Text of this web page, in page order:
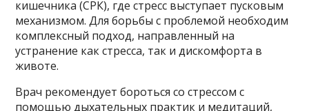
кишечника (СРК), где стресс выступает пусковым
механизмом. Для борьбы с проблемой необходим
комплексный подход, направленный на
устранение как стресса, так и дискомфорта в
животе.
Врач рекомендует бороться со стрессом с
помощью дыхательных практик и медитаций,